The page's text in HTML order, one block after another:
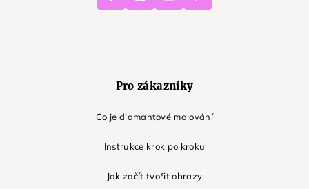
Pro zákazníky
Co je diamantové malování
Instrukce krok po kroku
Jak začít tvořit obrazy